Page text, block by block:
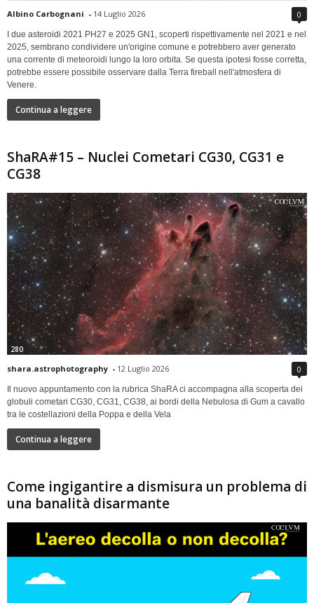
Albino Carbognani - 14 Luglio 2026 0
I due asteroidi 2021 PH27 e 2025 GN1, scoperti rispettivamente nel 2021 e nel
2025, sembrano condividere un'origine comune e potrebbero aver generato
una corrente di meteoroidi lungo la loro orbita. Se questa ipotesi fosse corretta,
potrebbe essere possibile osservare dalla Terra fireball nell'atmosfera di
Venere.
Continua a leggere
ShaRA#15 – Nuclei Cometari CG30, CG31 e
CG38
280
shara.astrophotography - 12 Luglio 2026 0
Il nuovo appuntamento con la rubrica ShaRA ci accompagna alla scoperta dei
globuli cometari CG30, CG31, CG38, ai bordi della Nebulosa di Gum a cavallo
tra le costellazioni della Poppa e della Vela
Continua a leggere
Come ingigantire a dismisura un problema di
una banalità disarmante